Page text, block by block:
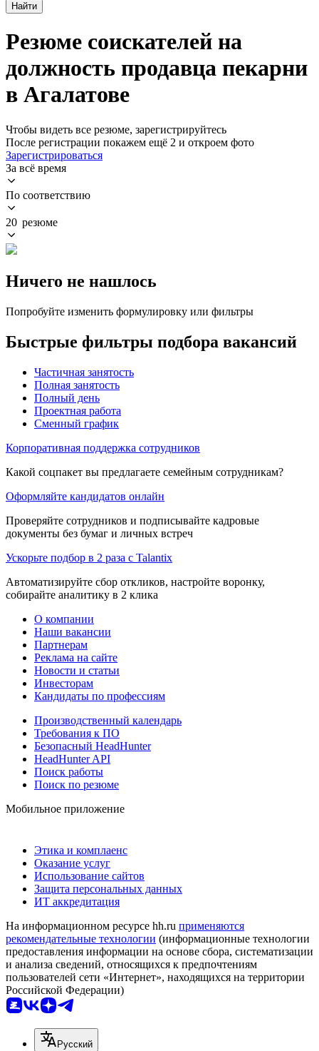
Найти
Резюме соискателей на
должность продавца пекарни
в Агалатове
Чтобы видеть все резюме, зарегистрируйтесь
После регистрации покажем ещё 2 и откроем фото
Зарегистрироваться
За всё время
По соответствию
20 резюме
Ничего не нашлось
Попробуйте изменить формулировку или фильтры
Быстрые фильтры подбора вакансий
Частичная занятость
Полная занятость
Полный день
Проектная работа
Сменный график
Корпоративная поддержка сотрудников
Какой соцпакет вы предлагаете семейным сотрудникам?
Оформляйте кандидатов онлайн
Проверяйте сотрудников и подписывайте кадровые
документы без бумаг и личных встреч
Ускорьте подбор в 2 раза с Talantix
Автоматизируйте сбор откликов, настройте воронку,
собирайте аналитику в 2 клика
О компании
Наши вакансии
Партнерам
Реклама на сайте
Новости и статьи
Инвесторам
Кандидаты по профессиям
Производственный календарь
Требования к ПО
Безопасный HeadHunter
HeadHunter API
Поиск работы
Поиск по резюме
Мобильное приложение
Этика и комплаенс
Оказание услуг
Использование сайтов
Защита персональных данных
ИТ аккредитация
На информационном ресурсе hh.ru применяются
рекомендательные технологии (информационные технологии
предоставления информации на основе сбора, систематизации
и анализа сведений, относящихся к предпочтениям
пользователей сети «Интернет», находящихся на территории
Российской Федерации)
Русский